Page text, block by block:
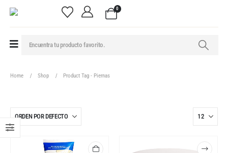
0
Home Shop Product Tag - Piernas